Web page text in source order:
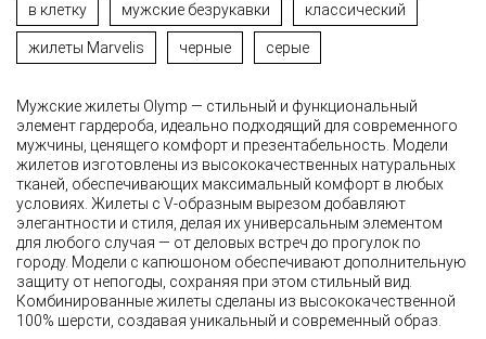
в клетку мужские безрукавки классический
жилеты Marvelis черные серые
Мужские жилеты Olymp — стильный и функциональный
элемент гардероба, идеально подходящий для современного
мужчины, ценящего комфорт и презентабельность. Модели
жилетов изготовлены из высококачественных натуральных
тканей, обеспечивающих максимальный комфорт в любых
условиях. Жилеты с V-образным вырезом добавляют
элегантности и стиля, делая их универсальным элементом
для любого случая — от деловых встреч до прогулок по
городу. Модели с капюшоном обеспечивают дополнительную
защиту от непогоды, сохраняя при этом стильный вид.
Комбинированные жилеты сделаны из высококачественной
100% шерсти, создавая уникальный и современный образ.